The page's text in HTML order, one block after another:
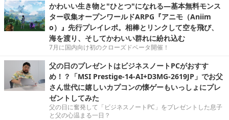
かわいい生き物と"ひとつ"になれる―基本無料モンス
ター収集オープンワールドARPG『アニモ（Aniim
o）』先行プレイレポ。相棒とリンクして空を飛び、
海を渡り、そしてかわいい群れに紛れ込む
7月に国内向け初のクローズドベータ開催！
父の日のプレゼントはビジネスノートPCがおすす
め！？「MSI Prestige-14-AI+D3MG-2619JP」でお父
さん世代に嬉しいカプコンの懐ゲーもいっしょにプレ
ゼントしてみた
父の日に奮発して「ビジネスノートPC」をプレゼントした息子
と父の心温まる一日？